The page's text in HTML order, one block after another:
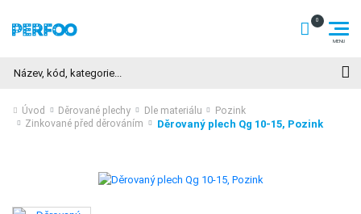
Úvod Děrované plechy Dle materiálu
Pozink
Zinkované před děrováním
Děrovaný plech Qg 10-15, Pozink